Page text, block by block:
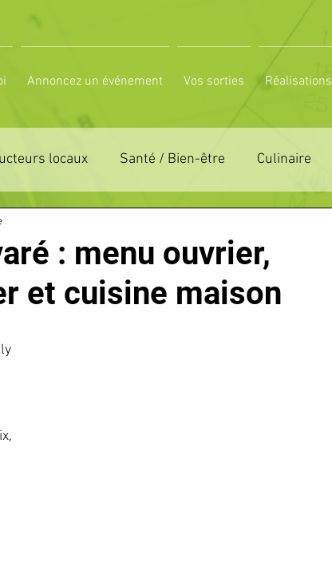
Annoncez un événement Vos sorties Réalisations
locaux Santé / Bien-être Culinaire
61
CULTUREL ESPACE NATURE POLE SPORT
: menu ouvrier,
et cuisine maison